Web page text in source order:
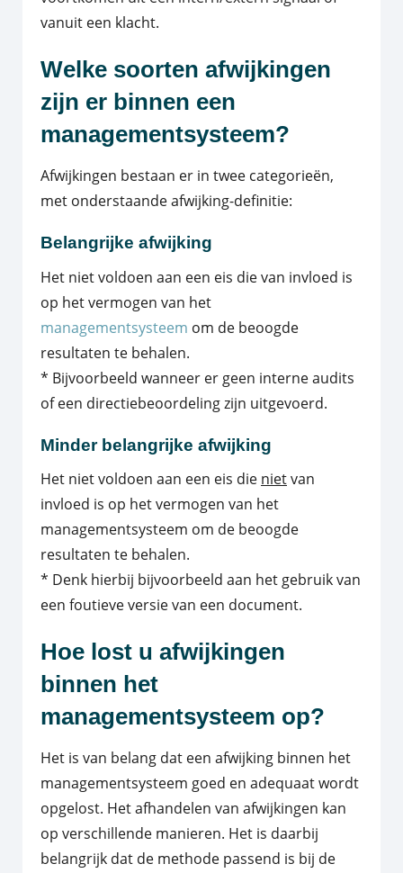
vanuit een klacht.
Welke soorten afwijkingen
zijn er binnen een
managementsysteem?
Afwijkingen bestaan er in twee categorieën,
met onderstaande afwijking-definitie:
Belangrijke afwijking
Het niet voldoen aan een eis die van invloed is
op het vermogen van het
managementsysteem om de beoogde
resultaten te behalen.
* Bijvoorbeeld wanneer er geen interne audits
of een directiebeoordeling zijn uitgevoerd.
Minder belangrijke afwijking
Het niet voldoen aan een eis die nietvan
invloed is op het vermogen van het
managementsysteem om de beoogde
resultaten te behalen.
* Denk hierbij bijvoorbeeld aan het gebruik van
een foutieve versie van een document.
Hoe lost u afwijkingen
binnen het
managementsysteem op?
Het is van belang dat een afwijking binnen het
managementsysteem goed en adequaat wordt
opgelost. Het afhandelen van afwijkingen kan
op verschillende manieren. Het is daarbij
belangrijk dat de methode passend is bij de